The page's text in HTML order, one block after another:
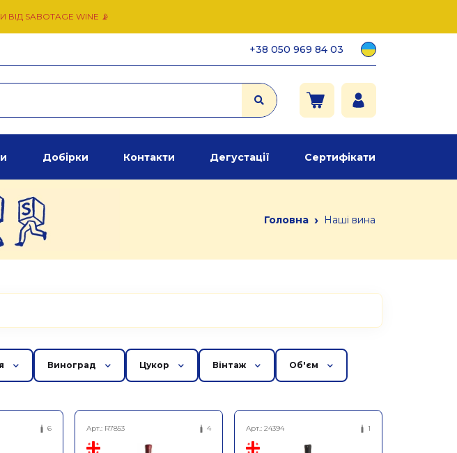
SABOTAGE WINE 📡
+38 050 969 84 03
Добірки Контакти Дегустації Сертифікати
Головна › Наші вина
6 Арт.: R7853 4 Арт.: 24394 1
Виноград Цукор Вінтаж Об'єм